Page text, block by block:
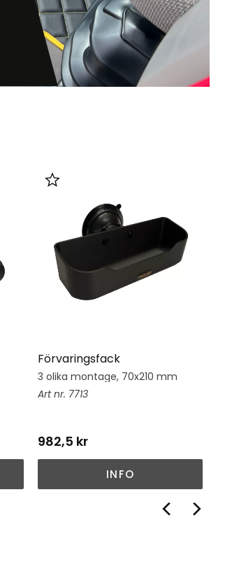
Förvaringsfack
3 olika montage, 70x210 mm
7713
982,5 kr
Lägg till i favoriter
INFO